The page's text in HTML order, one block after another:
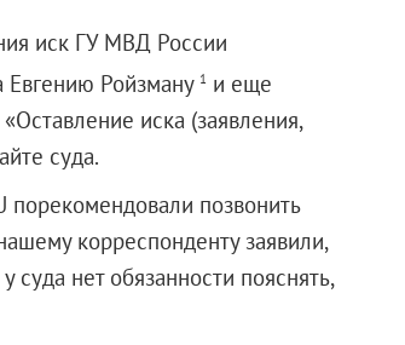
иск ГУ МВД России
Евгению Ройзману 1 и еще
иска (заявления,
суда.
порекомендовали позвонить
корреспонденту заявили,
суда нет обязанности пояснять,